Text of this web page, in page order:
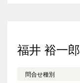
福井 裕一郎